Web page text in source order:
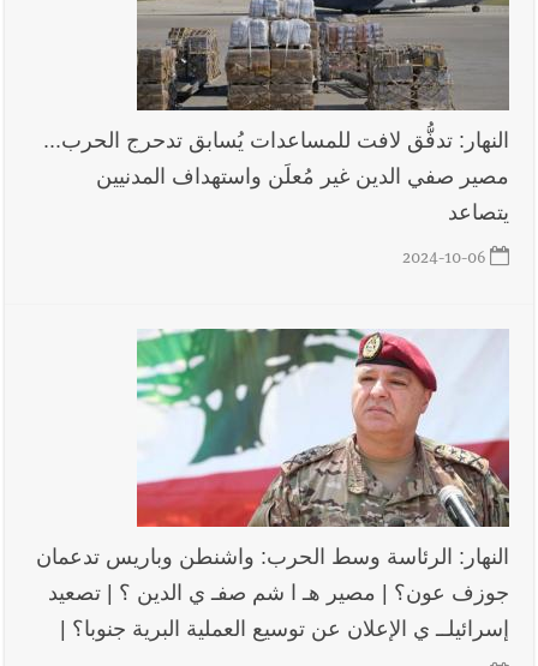
النهار: تدفُّق لافت للمساعدات يُسابق تدحرج الحرب...
مصير صفي الدين غير مُعلَن واستهداف المدنيين
يتصاعد
2024-10-06
النهار: الرئاسة وسط الحرب: واشنطن وباريس تدعمان
جوزف عون؟ | مصير هـ ا شم صفـ ي الدين ؟ | تصعيد
إسرائيلــ ي الإعلان عن توسيع العملية البرية جنوبا؟ |